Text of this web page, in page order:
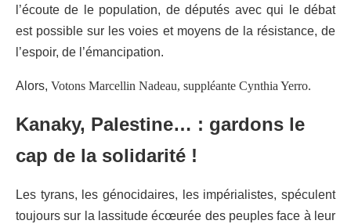
l’écoute de le population, de députés avec qui le débat
est possible sur les voies et moyens de la résistance, de
l’espoir, de l’émancipation.
Alors, Votons Marcellin Nadeau, suppléante Cynthia Yerro.
Kanaky, Palestine… : gardons le
cap de la solidarité !
Les tyrans, les génocidaires, les impérialistes, spéculent
toujours sur la lassitude écœurée des peuples face à leur